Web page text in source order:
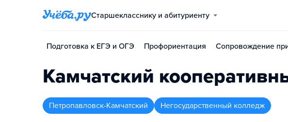
Старшекласснику и абитуриенту
Подготовка к ЕГЭ и ОГЭ Профориентация Сопровождение
Камчатский
Петропавловск-Камчатский Негосударственный колледж